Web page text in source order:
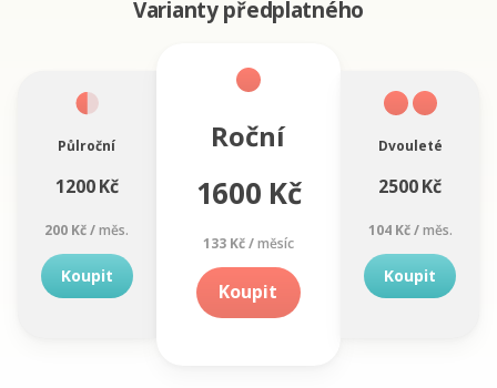
Varianty předplatného
Půlroční
1200 Kč
200 Kč /měs.
Koupit
Roční
1600 Kč
133 Kč /měsíc
Koupit
Dvouleté
2500 Kč
104 Kč /měs.
Koupit